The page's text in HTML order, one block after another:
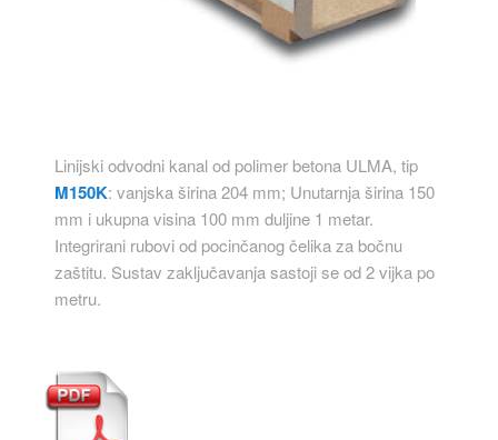
Linijski odvodni kanal od polimer betona ULMA, tip
M150K: vanjska širina 204 mm; Unutarnja širina 150
mm i ukupna visina 100 mm duljine 1 metar.
Integrirani rubovi od pocinčanog čelika za bočnu
zaštitu. Sustav zaključavanja sastoji se od 2 vijka po
metru.